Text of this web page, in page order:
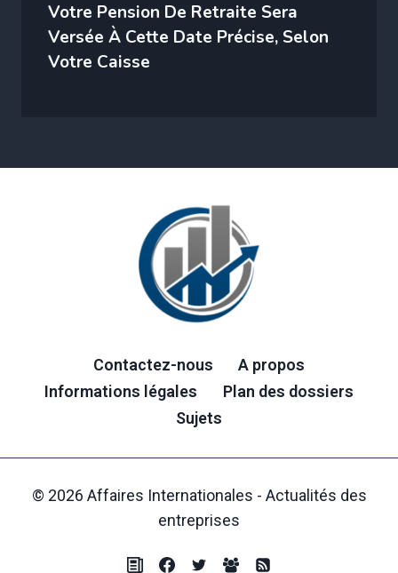
Votre Pension De Retraite Sera
Versée À Cette Date Précise, Selon
Votre Caisse
Contactez-nous
A propos
Informations légales
Plan des dossiers
Sujets
© 2026 Affaires Internationales - Actualités des
entreprises